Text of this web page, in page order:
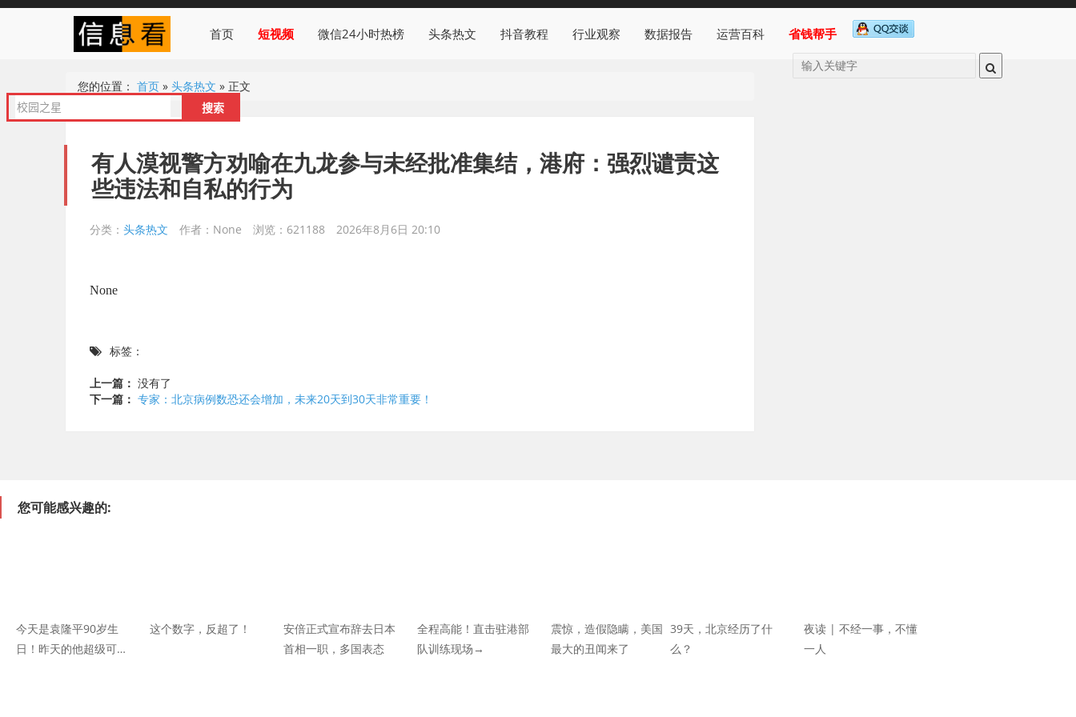
首页 短视频 微信24小时热榜 头条热文 抖音教程 行业观察 数据报告 运营百科 省钱帮手
您的位置： 首页 » 头条热文 » 正文
有人漠视警方劝喻在九龙参与未经批准集结，港府：强烈谴责这
些违法和自私的行为
分类： 头条热文 作者：None 浏览：621188 2026年8月6日 20:10
None
标签：
上一篇： 没有了
下一篇： 专家：北京病例数恐还会增加，未来20天到30天非常重要！
您可能感兴趣的:
今天是袁隆平90岁生
日！昨天的他超级可可
这个数字，反超了！
安倍正式宣布辞去日本
首相一职，多国表态
全程高能！直击驻港部
队训练现场→
震惊，造假隐瞒，美国
最大的丑闻来了
39天，北京经历了什
么？
夜读 | 不经一事，不懂
一人